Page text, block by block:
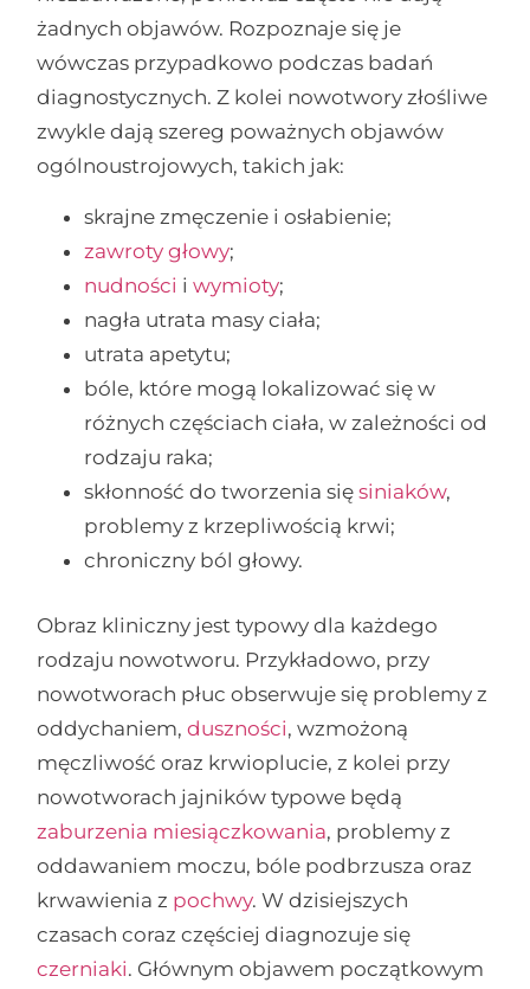
żadnych objawów. Rozpoznaje się je
wówczas przypadkowo podczas badań
diagnostycznych. Z kolei nowotwory złośliwe
zwykle dają szereg poważnych objawów
ogólnoustrojowych, takich jak:
skrajne zmęczenie i osłabienie;
zawroty głowy;
nudności iwymioty;
nagła utrata masy ciała;
utrata apetytu;
bóle, które mogą lokalizować się w
różnych częściach ciała, w zależności od
rodzaju raka;
skłonność do tworzenia sięsiniaków,
problemy z krzepliwością krwi;
chroniczny ból głowy.
Obraz kliniczny jest typowy dla każdego
rodzaju nowotworu. Przykładowo, przy
nowotworach płuc obserwuje się problemy z
oddychaniem,duszności, wzmożoną
męczliwość oraz krwioplucie, z kolei przy
nowotworach jajników typowe będą
zaburzenia miesiączkowania, problemy z
oddawaniem moczu, bóle podbrzusza oraz
krwawienia z pochwy. W dzisiejszych
czasach coraz częściej diagnozuje się
czerniaki. Głównym objawem początkowym